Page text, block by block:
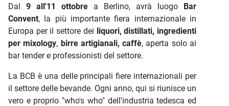
Dal 9 all'11 ottobre a Berlino, avrà luogo Bar
Convent, la più importante fiera internazionale in
Europa per il settore dei liquori, distillati, ingredienti
per mixology, birre artigianali, caffè, aperta solo ai
bar tender e professionisti del settore.
La BCB è una delle principali fiere internazionali per
il settore delle bevande. Ogni anno, qui si riunisce un
vero e proprio "who's who" dell'industria tedesca ed